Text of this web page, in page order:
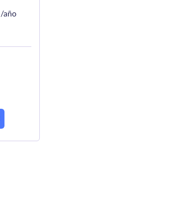
/año